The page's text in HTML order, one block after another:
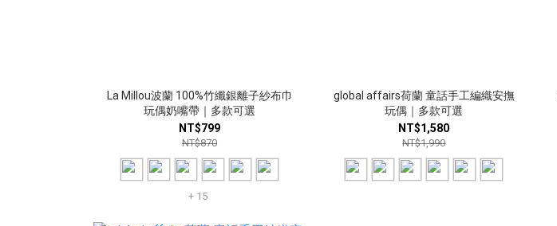
La Millou波蘭 100%竹纖銀離子紗布巾
玩偶奶嘴帶｜多款可選
NT$799
NT$870
+ 15
global affairs荷蘭 童話手工編織安撫
玩偶｜多款可選
NT$1,580
NT$1,990